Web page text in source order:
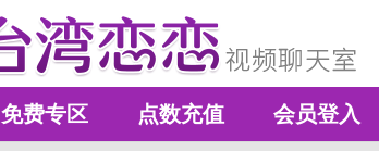
免费专区 点数充值 会员登入